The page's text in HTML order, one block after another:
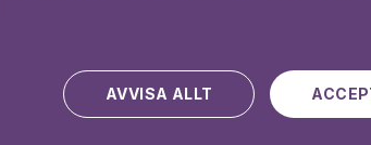
AVVISA ALLT